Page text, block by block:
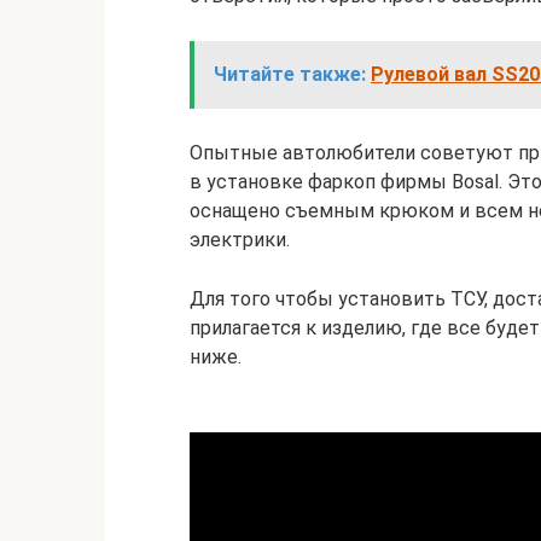
Читайте также: Рулевой вал
Опытные автолюбители советуют
в установке фаркоп фирмы Bosal.
оснащено съемным крюком и всем
электрики.
Для того чтобы установить ТСУ,
прилагается к изделию, где все
ниже.